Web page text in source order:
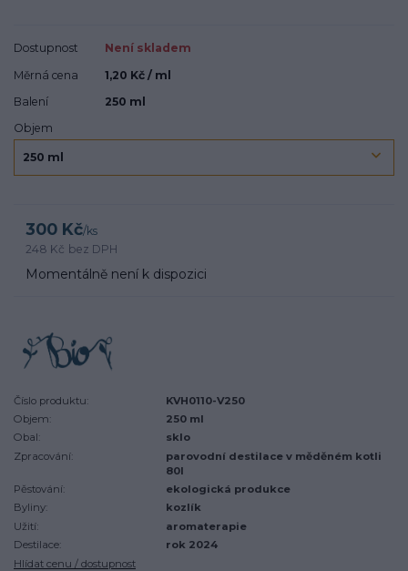
Dostupnost
Není skladem
Měrná cena
1,20 Kč / ml
Balení
250 ml
Objem
300 Kč/ks
248 Kč bez DPH
Momentálně není k dispozici
Číslo produktu:
KVH0110-V250
Objem:
250 ml
Obal:
sklo
Zpracování:
parovodní destilace v měděném kotli
80l
Pěstování:
ekologická produkce
Byliny:
kozlík
Užití:
aromaterapie
Destilace:
rok 2024
Hlídat cenu / dostupnost